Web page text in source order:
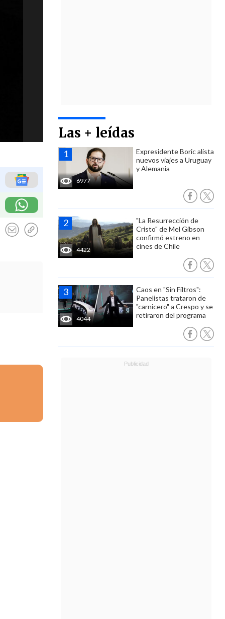
Las + leídas
6977
Expresidente Boric alista
nuevos viajes a Uruguay
y Alemania
4422
"La Resurrección de
Cristo" de Mel Gibson
confirmó estreno en
cines de Chile
4044
Caos en "Sin Filtros":
Panelistas trataron de
"carnicero" a Crespo y se
retiraron del programa